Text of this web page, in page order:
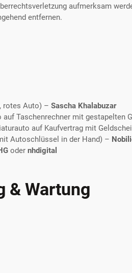
aufmerksam
entfernen.
rotes Auto) – Sascha Khalabuzar
Taschenrechner mit gestapelten
auf Kaufvertrag mit
Autoschlüssel in der Hand) –
oder nhdigital
& Wartung